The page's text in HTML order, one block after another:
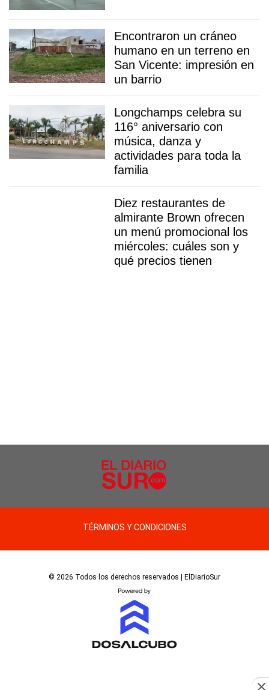
Encontraron un cráneo
humano en un terreno en
San Vicente: impresión en
un barrio
Longchamps celebra su
116° aniversario con
música, danza y
actividades para toda la
familia
Diez restaurantes de
almirante Brown ofrecen
un menú promocional los
miércoles: cuáles son y
qué precios tienen
TÉRMINOS Y CONDICIONES
© 2026 Todos los derechos reservados | ElDiarioSur